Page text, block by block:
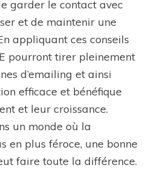
garder le contact avec
et de maintenir une
appliquant ces conseils
pourront tirer pleinement
d’emailing et ainsi
efficace et bénéfique
et leur croissance.
un monde où la
en plus féroce, une bonne
faire toute la différence.